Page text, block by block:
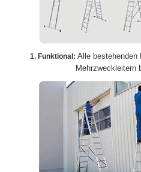
1. Funktional: Alle bestehenden
Mehrzweckleitern